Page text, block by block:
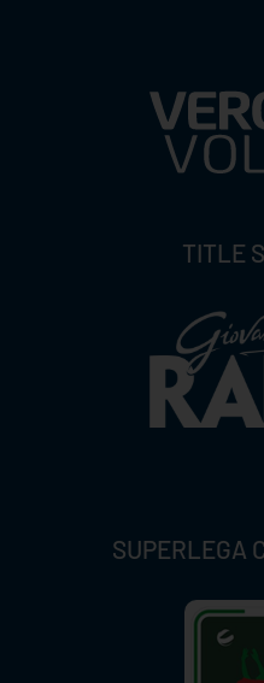
TITLE
SUPERLEGA